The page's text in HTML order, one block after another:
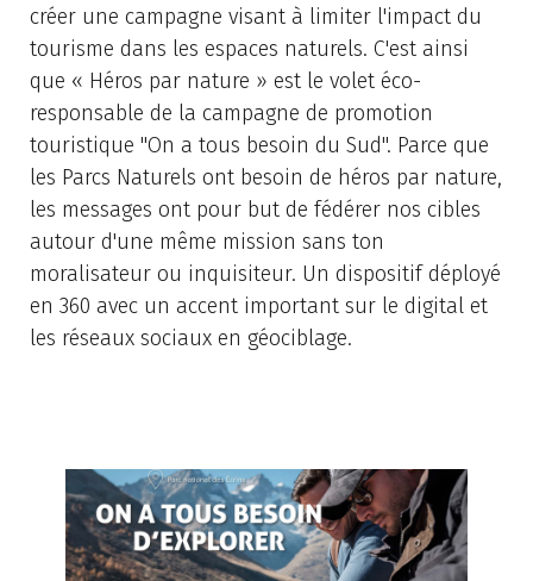
créer une campagne visant à limiter l'impact du
tourisme dans les espaces naturels. C'est ainsi
que « Héros par nature » est le volet éco-
responsable de la campagne de promotion
touristique "On a tous besoin du Sud". Parce que
les Parcs Naturels ont besoin de héros par nature,
les messages ont pour but de fédérer nos cibles
autour d'une même mission sans ton
moralisateur ou inquisiteur. Un dispositif déployé
en 360 avec un accent important sur le digital et
les réseaux sociaux en géociblage.